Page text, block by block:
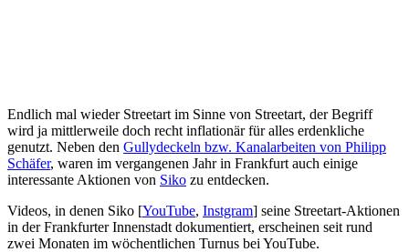
Endlich mal wieder Streetart im Sinne von Streetart, der Begriff
wird ja mittlerweile doch recht inflationär für alles erdenkliche
genutzt. Neben den Gullydeckeln bzw. Kanalarbeiten von Philipp
Schäfer, waren im vergangenen Jahr in Frankfurt auch einige
interessante Aktionen von Siko zu entdecken.
Videos, in denen Siko [YouTube, Instgram] seine Streetart-Aktionen
in der Frankfurter Innenstadt dokumentiert, erscheinen seit rund
zwei Monaten im wöchentlichen Turnus bei YouTube.